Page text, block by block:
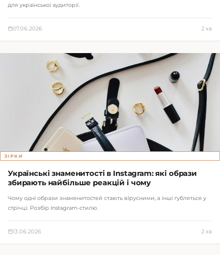
для української аудиторії.
07.06.2026 2 хв
ЗІРКИ
Українські знаменитості в Instagram: які образи
збирають найбільше реакцій і чому
Чому одні образи знаменитостей стають вірусними, а інші губляться у
стрічці. Розбір Instagram-стилю.
13.06.2026 2 хв